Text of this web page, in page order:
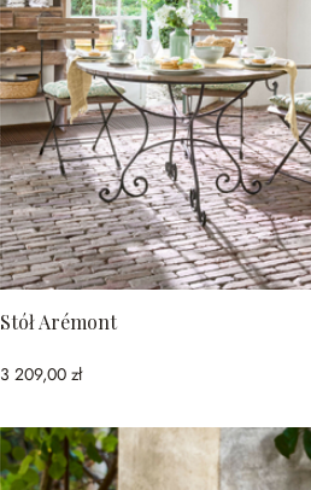
Stół Arémont
3 209,00 zł